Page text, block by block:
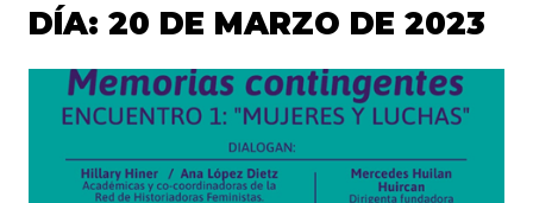
DÍA: 20 DE MARZO DE 2023